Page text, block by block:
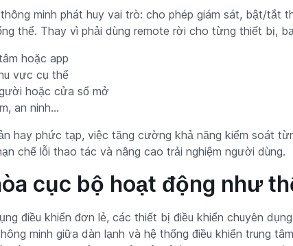
minh phát huy vai trò: cho phép giám sát, bật/tắt
thể. Thay vì phải dùng remote rời cho từng thiết bị,
hoặc app
vực cụ thể
hoặc cửa sổ mở
an ninh...
hay phức tạp, việc tăng cường khả năng kiểm soát
chế lỗi thao tác và nâng cao trải nghiệm người dùng.
cục bộ hoạt động như
điều khiển đơn lẻ, các thiết bị điều khiển chuyên
minh giữa dàn lạnh và hệ thống điều khiển trung